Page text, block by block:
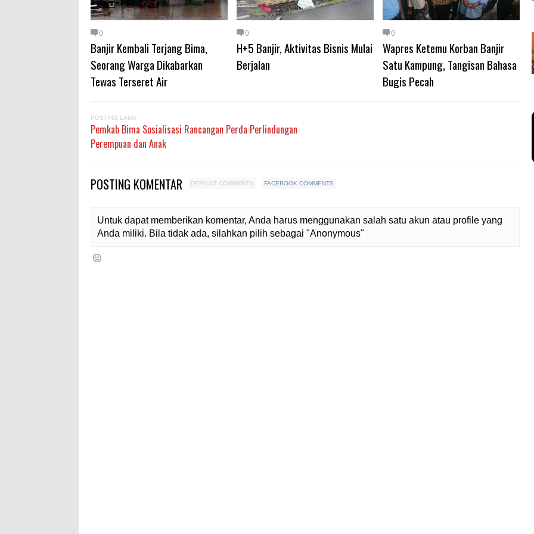
0
Banjir Kembali Terjang Bima,
Seorang Warga Dikabarkan
Tewas Terseret Air
0
H+5 Banjir, Aktivitas Bisnis Mulai
Berjalan
0
Wapres Ketemu Korban Banjir
Satu Kampung, Tangisan Bahasa
Bugis Pecah
POSTING LAMA
Pemkab Bima Sosialisasi Rancangan Perda Perlindungan
Perempuan dan Anak
POSTING KOMENTAR DEFAULT COMMENTS FACEBOOK COMMENTS
Untuk dapat memberikan komentar, Anda harus menggunakan salah satu akun atau profile yang
Anda miliki. Bila tidak ada, silahkan pilih sebagai "Anonymous"